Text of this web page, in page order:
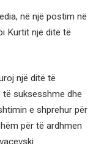
në një postim në
Kurtit një ditë të
një ditë të
suksesshme dhe
e shprehur për
për të ardhmen